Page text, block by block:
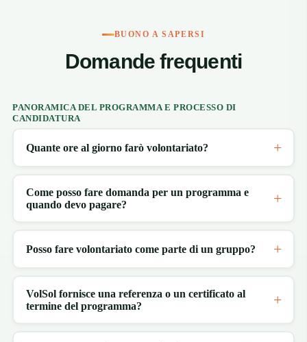
BUONO A SAPERSI
Domande frequenti
PANORAMICA DEL PROGRAMMA E PROCESSO DI
CANDIDATURA
Quante ore al giorno farò volontariato?
Come posso fare domanda per un programma e
quando devo pagare?
Posso fare volontariato come parte di un gruppo?
VolSol fornisce una referenza o un certificato al
termine del programma?